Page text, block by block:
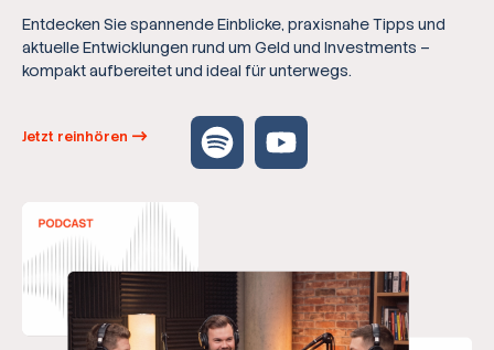
Entdecken Sie spannende Einblicke, praxisnahe Tipps und
aktuelle Entwicklungen rund um Geld und Investments –
kompakt aufbereitet und ideal für unterwegs.
Jetzt reinhören